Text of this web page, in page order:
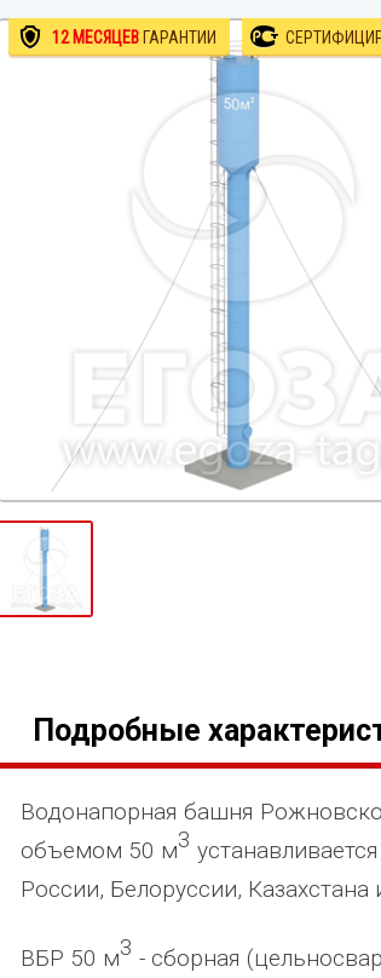
12 МЕСЯЦЕВ ГАРАНТИИ
Подробные
Водонапорная башня
объемом 50 м3
России, Белоруссии, Казахстана
ВБР 50 м3 - сборная